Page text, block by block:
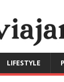
LIFESTYLE